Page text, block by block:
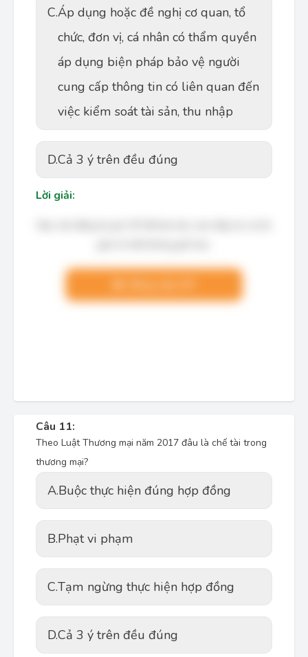
C.Áp dụng hoặc đề nghị cơ quan, tổ
chức, đơn vị, cá nhân có thẩm quyền
áp dụng biện pháp bảo vệ người
cung cấp thông tin có liên quan đến
việc kiểm soát tài sản, thu nhập
D.Cả 3 ý trên đều đúng
Lời giải:
Câu 11:
Theo Luật Thương mại năm 2017 đâu là chế tài trong
thương mại?
A.Buộc thực hiện đúng hợp đồng
B.Phạt vi phạm
C.Tạm ngừng thực hiện hợp đồng
D.Cả 3 ý trên đều đúng